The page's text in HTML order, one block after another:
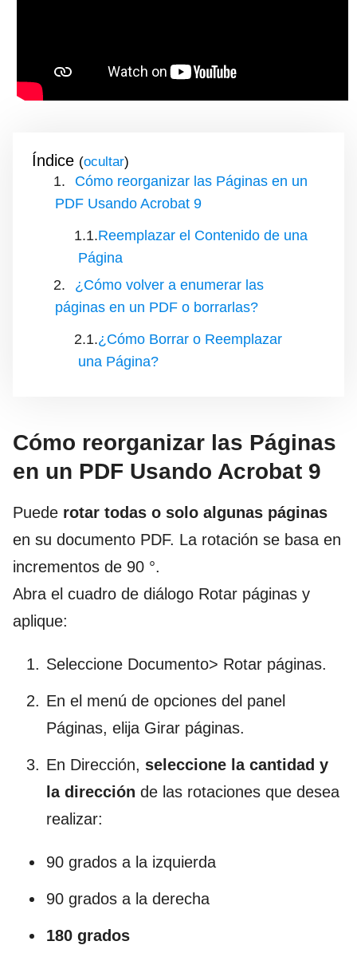
Índice ( )
Cómo reorganizar las Páginas en un
PDF Usando Acrobat 9
Reemplazar el Contenido de una
Página
¿Cómo volver a enumerar las
páginas en un PDF o borrarlas?
¿Cómo Borrar o Reemplazar
una Página?
Cómo reorganizar las Páginas
en un PDF Usando Acrobat 9
Puede rotar todas o solo algunas páginas
en su documento PDF. La rotación se basa en
incrementos de 90 °.
Abra el cuadro de diálogo Rotar páginas y
aplique:
Seleccione Documento> Rotar páginas.
En el menú de opciones del panel
Páginas, elija Girar páginas.
En Dirección, seleccione la cantidad y
la dirección de las rotaciones que desea
realizar:
90 grados a la izquierda
90 grados a la derecha
180 grados